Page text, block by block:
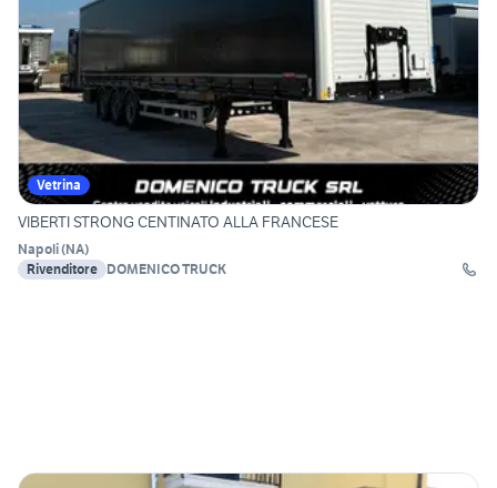
Vetrina
VIBERTI STRONG CENTINATO ALLA FRANCESE
Napoli(NA)
Rivenditore DOMENICO TRUCK